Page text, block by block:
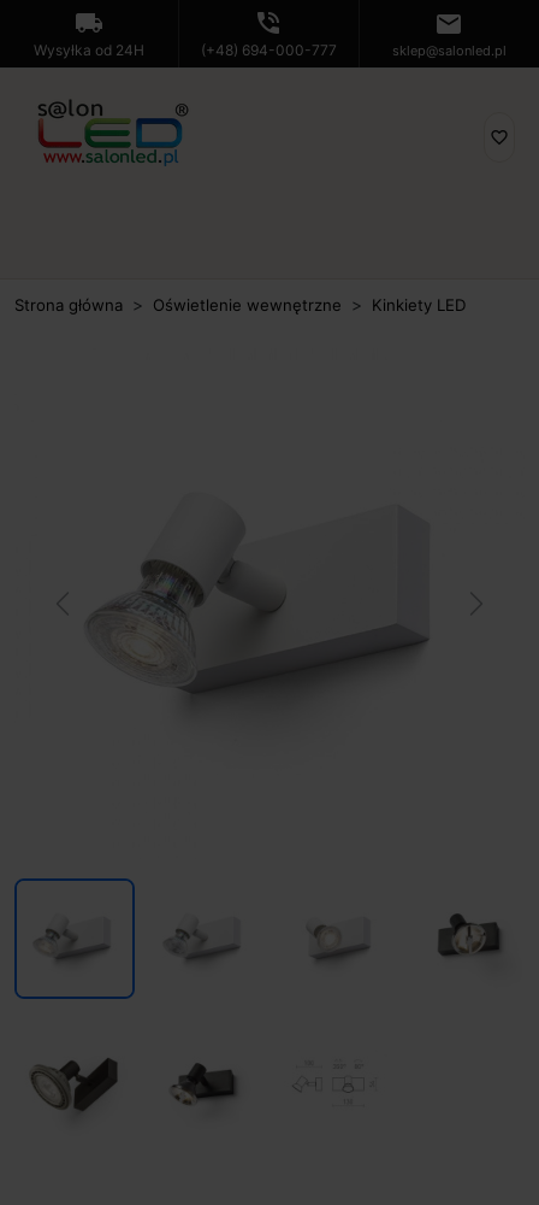
local_shipping
Wysyłka od 24H
phone_in_talk
(+48) 694-000-777
mail
sklep@salonled.pl
favorite_border
Strona główna Oświetlenie wewnętrzne Kinkiety LED
Previous